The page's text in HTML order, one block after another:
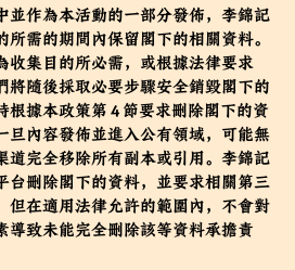
並作為本活動的一部分發佈，李錦記
需的期間內保留閣下的相關資料。
收集目的所必需，或根據法律要求
將隨後採取必要步驟安全銷毀閣下的
根據本政策第 4 節要求刪除閣下的資
旦內容發佈並進入公有領域，可能無
道完全移除所有副本或引用。李錦記
台刪除閣下的資料，並要求相關第三
但在適用法律允許的範圍內，不會對
導致未能完全刪除該等資料承擔責